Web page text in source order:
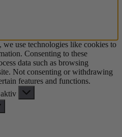
we use technologies like cookies to
Consenting to these
data such as browsing
Not consenting or withdrawing
features and functions.